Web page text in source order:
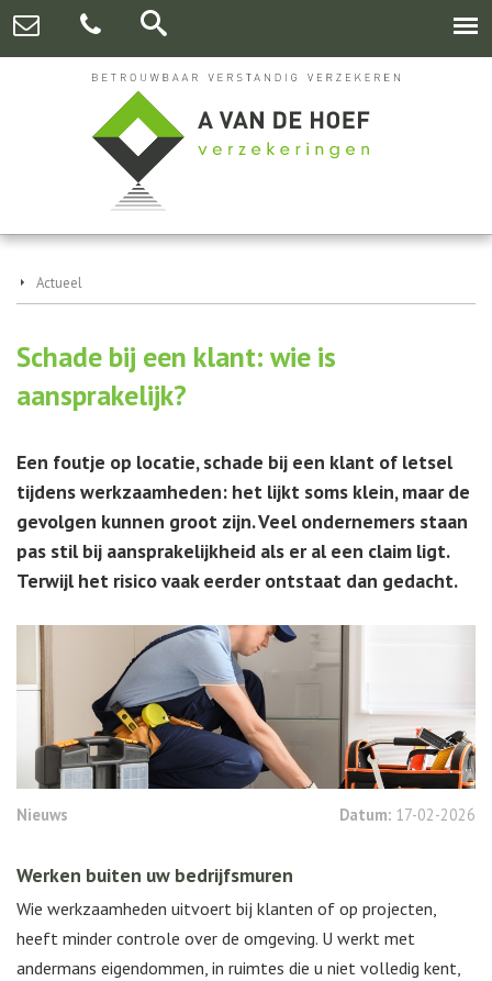
Actueel
Schade bij een klant: wie is
aansprakelijk?
Een foutje op locatie, schade bij een klant of letsel
tijdens werkzaamheden: het lijkt soms klein, maar de
gevolgen kunnen groot zijn. Veel ondernemers staan
pas stil bij aansprakelijkheid als er al een claim ligt.
Terwijl het risico vaak eerder ontstaat dan gedacht.
Nieuws Datum: 17-02-2026
Werken buiten uw bedrijfsmuren
Wie werkzaamheden uitvoert bij klanten of op projecten,
heeft minder controle over de omgeving. U werkt met
andermans eigendommen, in ruimtes die u niet volledig kent,